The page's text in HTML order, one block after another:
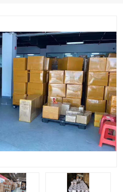
伊朗快递
深圳国际快递公司
深圳国际快递电话
深圳国际快递